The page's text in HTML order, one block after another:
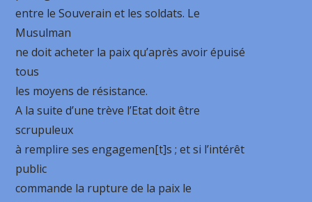
entre le Souverain et les soldats. Le
Musulman
ne doit acheter la paix qu’après avoir épuisé
tous
les moyens de résistance.
A la suite d’une trève l’Etat doit être
scrupuleux
à remplire ses engagemen[t]s ; et si l’intérêt
public
commande la rupture de la paix le